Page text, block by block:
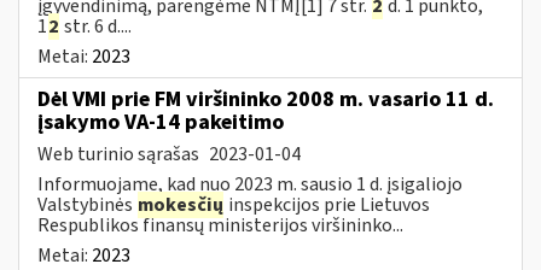
įgyvendinimą, parengėme NTMĮ[1] 7 str. 2 d. 1 punkto,
12 str. 6 d....
Metai: 2023
Dėl VMI prie FM viršininko 2008 m. vasario 11 d.
įsakymo VA-14 pakeitimo
Web turinio sąrašas 2023-01-04
Informuojame, kad nuo 2023 m. sausio 1 d. įsigaliojo
Valstybinės mokesčių inspekcijos prie Lietuvos
Respublikos finansų ministerijos viršininko...
Metai: 2023